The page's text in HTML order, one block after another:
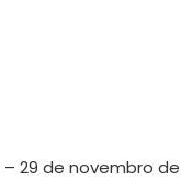
– 29 de novembro